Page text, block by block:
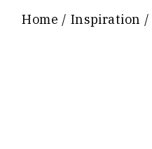
Home Inspiration